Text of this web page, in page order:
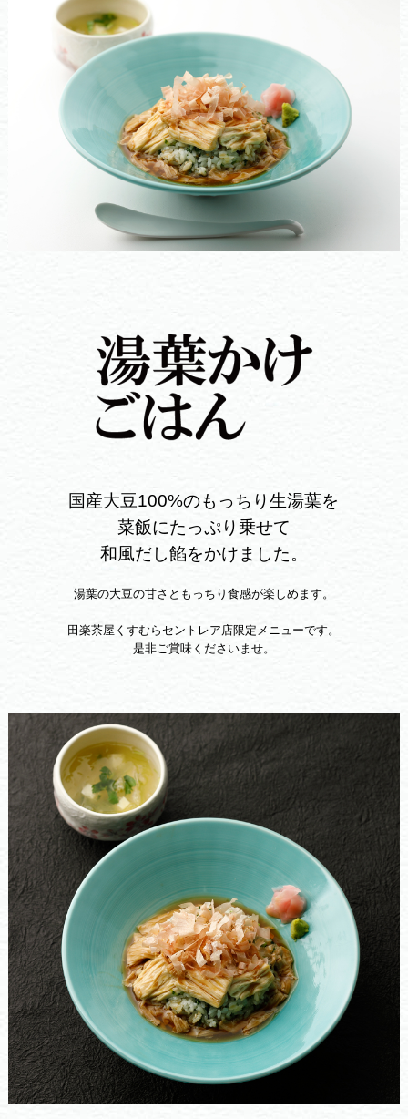
国産大豆100%のもっちり生湯葉を
菜飯にたっぷり乗せて
和風だし餡をかけました。
湯葉の大豆の甘さともっちり食感が楽しめます。
田楽茶屋くすむらセントレア店限定メニューです。
是非ご賞味くださいませ。